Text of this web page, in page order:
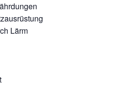
Lärm